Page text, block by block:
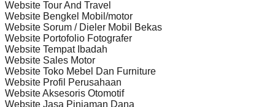
Website Tour And Travel
Website Bengkel Mobil/motor
Website Sorum / Dieler Mobil Bekas
Website Portofolio Fotografer
Website Tempat Ibadah
Website Sales Motor
Website Toko Mebel Dan Furniture
Website Profil Perusahaan
Website Aksesoris Otomotif
Website Jasa Pinjaman Dana